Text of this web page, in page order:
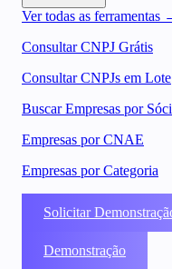
Ver todas as ferramentas
Consultar CNPJ Grátis
Consultar CNPJs em Lote
Buscar Empresas por
Empresas por CNAE
Empresas por Categoria
Solicitar
Demonstração